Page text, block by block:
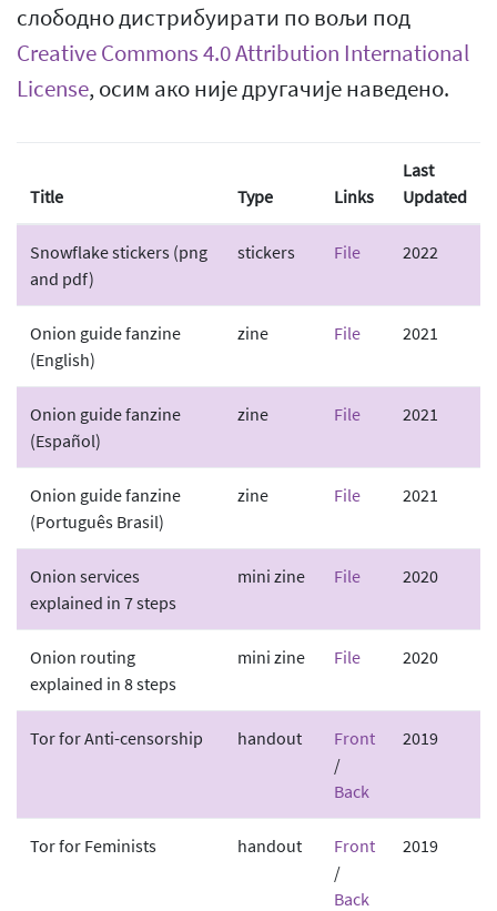
слободно дистрибуирати по вољи под
Creative Commons 4.0 Attribution International
License, осим ако није другачије наведено.
Title Type Links
Last
Updated
Snowflake stickers (png
and pdf)
stickers File 2022
Onion guide fanzine
(English)
zine File 2021
Onion guide fanzine
(Español)
zine File 2021
Onion guide fanzine
(Português Brasil)
zine File 2021
Onion services
explained in 7 steps
mini zine File 2020
Onion routing
explained in 8 steps
mini zine File 2020
Tor for Anti-censorship handout
Front
/
Back
2019
Tor for Feminists handout
Front
/
Back
2019